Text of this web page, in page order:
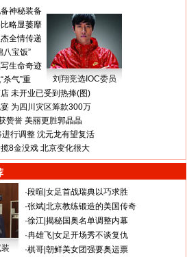
神秘装备
略显萎靡
全情传递
八宝饭”
生命奇迹
杀气”重
刘翔竞选IOC委员
未开业已受到热捧(图)
为四川灾区筹款300万
赞誉 美丽更胜郭晶晶
行调整 沈元龙有望复活
8金没戏 北京变化很大
·段暄 女足首战瑞典以巧求胜
·张斌 北京教练锻造的美国传奇
·徐江 揭秘国奥名单调整内幕
·冉雄飞 女足开场秀不谈复仇
·棋哥 朝鲜美女团强要奥运票